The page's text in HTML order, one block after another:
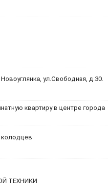
ул.Свободная, д.30.
квартиру в центре города
колодцев
ТЕХНИКИ